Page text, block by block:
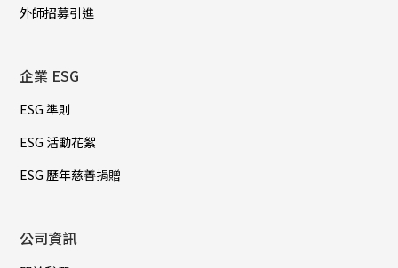
外師招募引進
企業 ESG
ESG 準則
ESG 活動花絮
ESG 歷年慈善捐贈
公司資訊